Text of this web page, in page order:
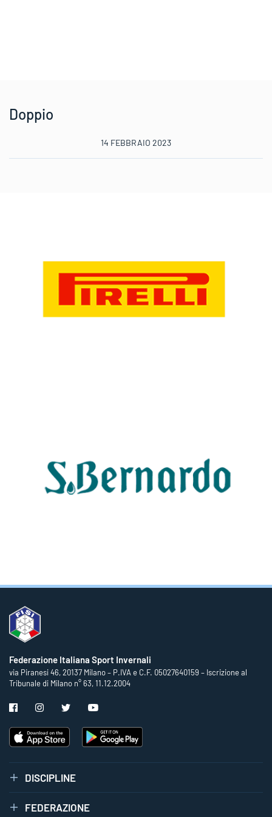
Doppio
14 FEBBRAIO 2023
Federazione Italiana Sport Invernali
via Piranesi 46, 20137 Milano – P.IVA e C.F. 05027640159 – Iscrizione al
Tribunale di Milano n° 63, 11.12.2004
DISCIPLINE
FEDERAZIONE